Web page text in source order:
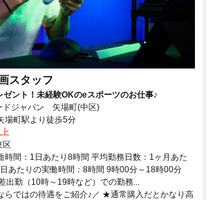
スタッフ
ント！未経験OKのeスポーツのお仕事♪
ドジャパン 矢場町(中区)
場町駅より徒歩5分
区
時間：1日あたり8時間 平均勤務日数：1ヶ月あた
あたりの実働時間：8時間 9時00分～18時00分
出勤（10時～19時など）での勤務...
らではの待遇をご紹介♪／ ★通常購入だとかなり高